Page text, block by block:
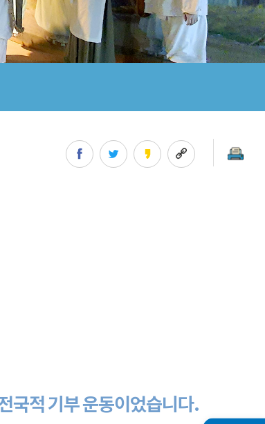
신청
확인
주요행사
캐릭터 공모전
자료수집안내
자료수집
후원안내
찾아오시는길
국적 기부 운동이었습니다.